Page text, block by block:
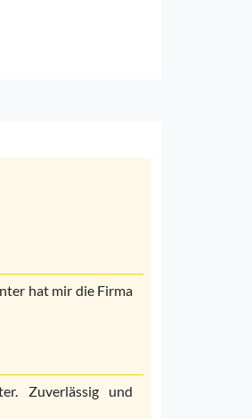
hat mir die Firma
Zuverlässig und